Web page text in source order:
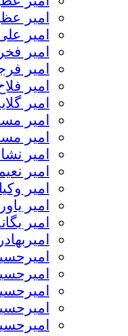
امیر
امیر
امیر
امیر
امیر
امیر
امیر
امیر
امیر
امیر
امیر
امیر
امیر
امیربهادر